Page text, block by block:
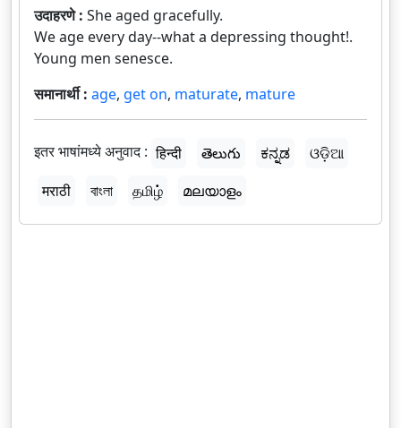
उदाहरणे : She aged gracefully.
We age every day--what a depressing thought!.
Young men senesce.
समानार्थी : age, get on, maturate, mature
इतर भाषांमध्ये अनुवाद : हिन्दी తెలుగు ಕನ್ನಡ
ଓଡ଼ିଆ
मराठी
বাংলা தமிழ் മലയാളം